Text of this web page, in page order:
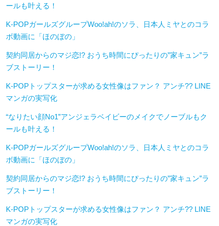
ールも叶える！
K-POPガールズグループWoo!ah!のソラ、日本人ミヤとのコラ
ボ動画に「ほのぼの」
契約同居からのマジ恋!? おうち時間にぴったりの”家キュン”ラ
ブストーリー！
K-POPトップスターが求める女性像はファン？ アンチ?? LINE
マンガの実写化
“なりたい顔No1”アンジェラベイビーのメイクでノーブルもク
ールも叶える！
K-POPガールズグループWoo!ah!のソラ、日本人ミヤとのコラ
ボ動画に「ほのぼの」
契約同居からのマジ恋!? おうち時間にぴったりの”家キュン”ラ
ブストーリー！
K-POPトップスターが求める女性像はファン？ アンチ?? LINE
マンガの実写化